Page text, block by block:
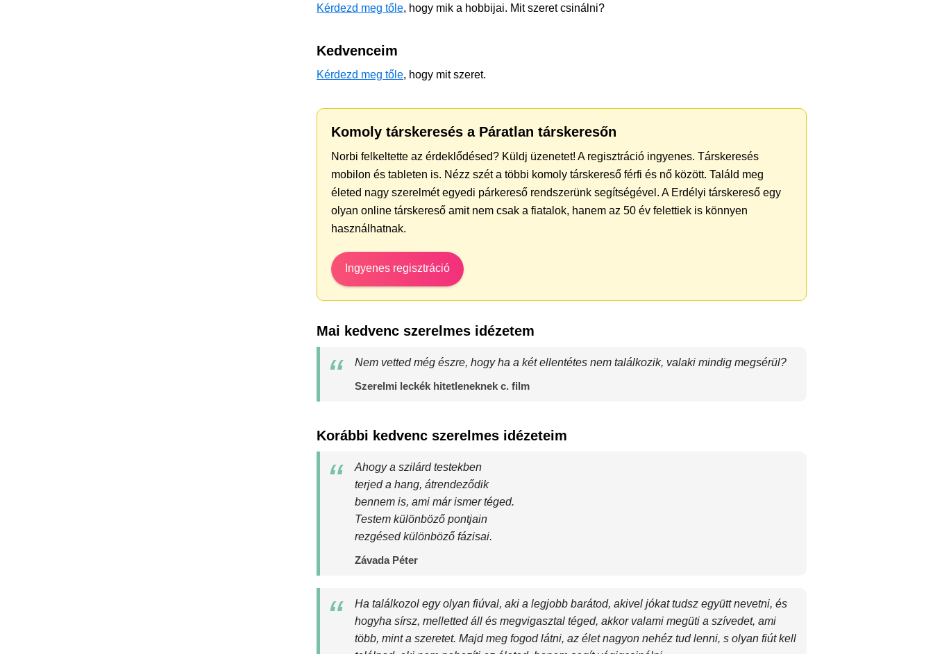
Kérdezd meg tőle, hogy mik a hobbijai. Mit szeret csinálni?
Kedvenceim
Kérdezd meg tőle, hogy mit szeret.
Komoly társkeresés a Páratlan társkeresőn
Norbi felkeltette az érdeklődésed? Küldj üzenetet! A regisztráció ingyenes. Társkeresés
mobilon és tableten is. Nézz szét a többi komoly társkereső férfi és nő között. Találd meg
életed nagy szerelmét egyedi párkereső rendszerünk segítségével. A Erdélyi társkereső egy
olyan online társkereső amit nem csak a fiatalok, hanem az 50 év felettiek is könnyen
használhatnak.
Ingyenes regisztráció
Mai kedvenc szerelmes idézetem
Nem vetted még észre, hogy ha a két ellentétes nem találkozik, valaki mindig megsérül?
Szerelmi leckék hitetleneknek c. film
Korábbi kedvenc szerelmes idézeteim
Ahogy a szilárd testekben
terjed a hang, átrendeződik
bennem is, ami már ismer téged.
Testem különböző pontjain
rezgésed különböző fázisai.
Závada Péter
Ha találkozol egy olyan fiúval, aki a legjobb barátod, akivel jókat tudsz együtt nevetni, és
hogyha sírsz, melletted áll és megvigasztal téged, akkor valami megüti a szívedet, ami
több, mint a szeretet. Majd meg fogod látni, az élet nagyon nehéz tud lenni, s olyan fiút kell